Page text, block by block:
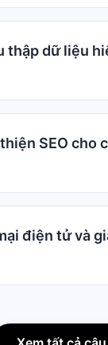
thập dữ liệu
SEO cho
điện tử và